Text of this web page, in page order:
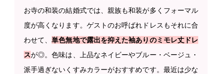
お寺の和装の結婚式では、親族も和装が多くフォーマル
度が高くなります。ゲストのお呼ばれドレスもそれに合
わせて、単色無地で露出を抑えた袖ありのミモレ丈ドレ
スが◎。色味は、上品なネイビーやブルー・ベージュ・
派手過ぎないくすみカラーがおすすめです。最近は少な